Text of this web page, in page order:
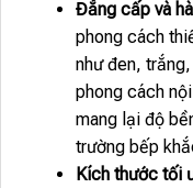
Đẳng cấp và
phong cách
như đen,
phong cách
mang lại độ
trường bếp
Kích thước tối